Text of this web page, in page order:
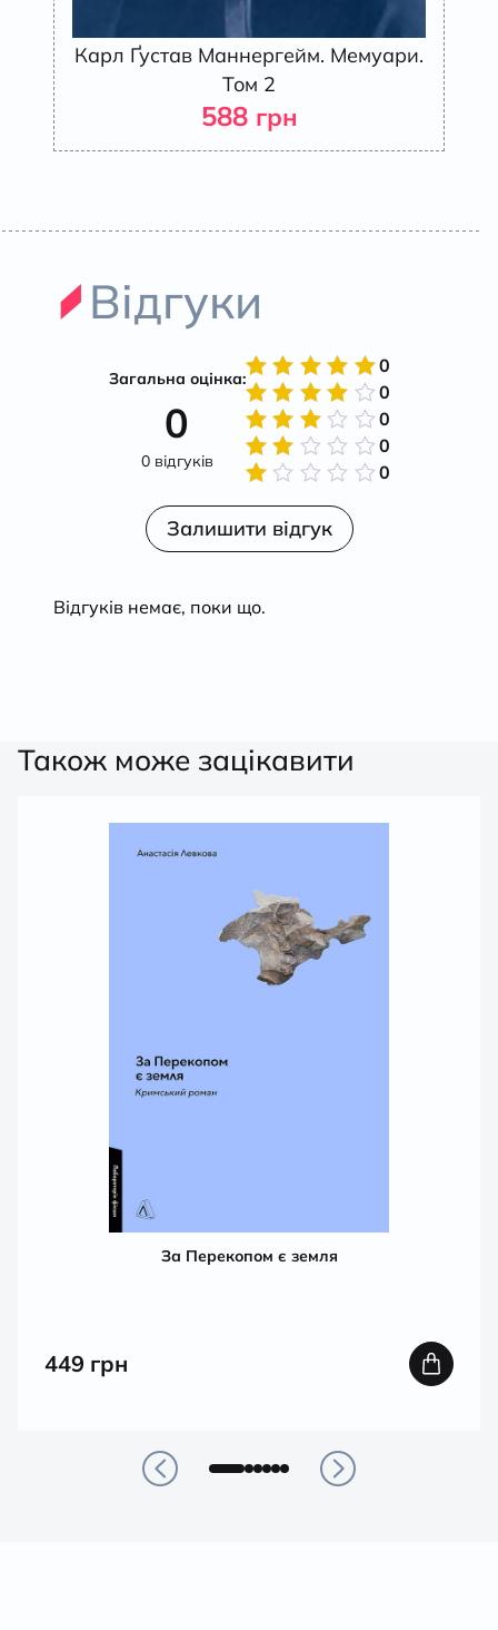
Карл Ґустав Маннергейм. Мемуари.
Том 2
588 грн
Відгуки
Загальна оцінка:
0
0 відгуків
Оцінено
в5 з 5
0
Оцінено
в4 з
5
0
Оцінено
в3 з
5
0
Оцінено
0
1
0
Залишити відгук
Відгуків немає, поки що.
Також може зацікавити
За Перекопом є земля
449 грн